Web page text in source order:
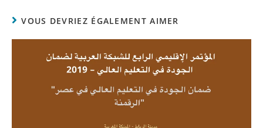
VOUS DEVRIEZ ÉGALEMENT AIMER